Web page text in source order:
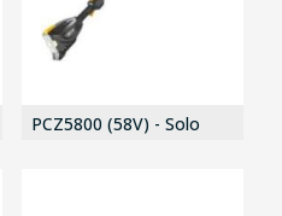
PCZ5800 (58V) - Solo